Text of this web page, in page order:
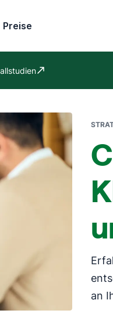
Preise
neuem Fenster öffnen
an